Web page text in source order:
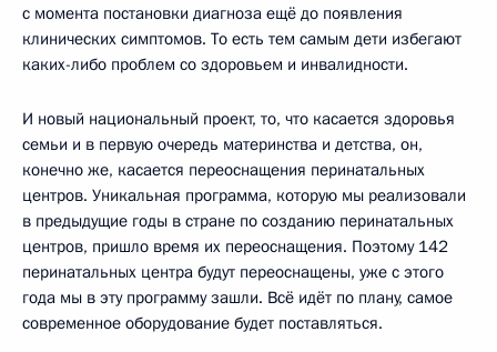
с момента постановки диагноза ещё до появления
клинических симптомов. То есть тем самым дети избегают
каких-либо проблем со здоровьем и инвалидности.
И новый национальный проект, то, что касается здоровья
семьи и в первую очередь материнства и детства, он,
конечно же, касается переоснащения перинатальных
центров. Уникальная программа, которую мы реализовали
в предыдущие годы в стране по созданию перинатальных
центров, пришло время их переоснащения. Поэтому 142
перинатальных центра будут переоснащены, уже с этого
года мы в эту программу зашли. Всё идёт по плану, самое
современное оборудование будет поставляться.